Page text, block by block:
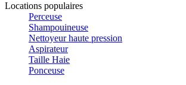
Locations populaires
Perceuse
Shampouineuse
Nettoyeur haute pression
Aspirateur
Taille Haie
Ponceuse